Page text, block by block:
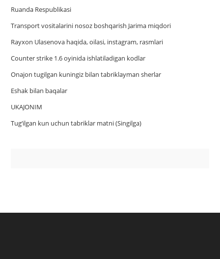
Ruanda Respublikasi
Trаnsport vositаlаrini nosoz boshqаrish Jаrimа miqdori
Rayxon Ulasenova haqida, oilasi, instagram, rasmlari
Counter strike 1.6 oyinida ishlatiladigan kodlar
Onajon tugilgan kuningiz bilan tabriklayman sherlar
Eshak bilan baqalar
UKAJONIM
Tug‘ilgan kun uchun tabriklar matni (Singilga)